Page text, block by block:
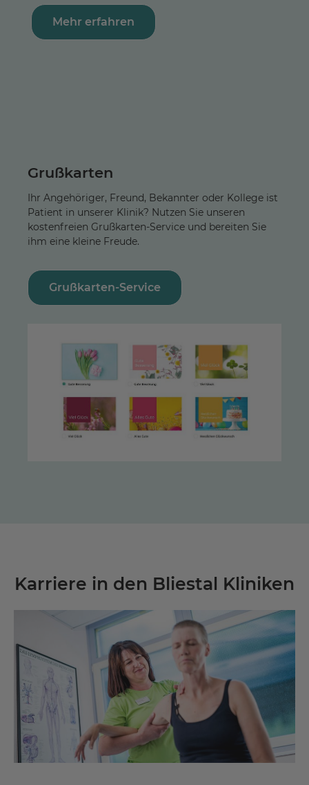
Mehr erfahren
Grußkarten
Ihr Angehöriger, Freund, Bekannter oder Kollege ist
Patient in unserer Klinik? Nutzen Sie unseren
kostenfreien Grußkarten-Service und bereiten Sie
ihm eine kleine Freude.
Grußkarten-Service
Karriere in den Bliestal Kliniken